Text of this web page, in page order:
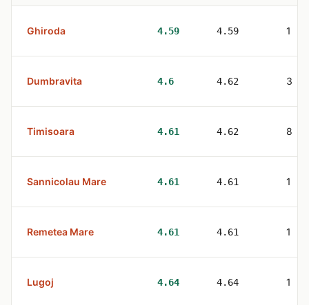
Ghiroda 4.59 4.59 1
Dumbravita 4.6 4.62 3
Timisoara 4.61 4.62 8
Sannicolau Mare 4.61 4.61 1
Remetea Mare 4.61 4.61 1
Lugoj 4.64 4.64 1